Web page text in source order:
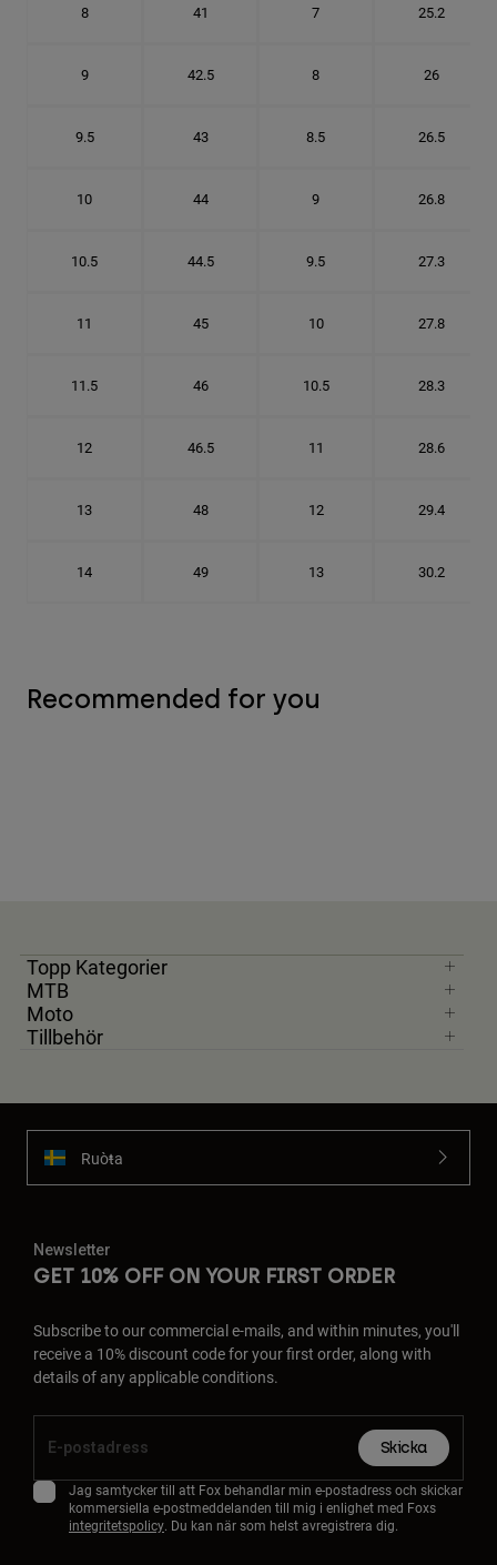
8 41 7 25.2
9 42.5 8 26
9.5 43 8.5 26.5
10 44 9 26.8
10.5 44.5 9.5 27.3
11 45 10 27.8
11.5 46 10.5 28.3
12 46.5 11 28.6
13 48 12 29.4
14 49 13 30.2
Recommended for you
Topp Kategorier
MTB
Moto
Tillbehör
Ruoŧŧa
Newsletter
GET 10% OFF ON YOUR FIRST ORDER
Subscribe to our commercial e-mails, and within minutes, you'll
receive a 10% discount code for your first order, along with
details of any applicable conditions.
Skicka
Jag samtycker till att Fox behandlar min e-postadress och skickar
kommersiella e-postmeddelanden till mig i enlighet med Foxs
integritetspolicy. Du kan när som helst avregistrera dig.